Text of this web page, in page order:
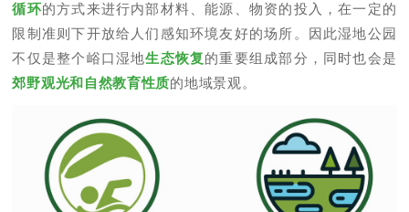
循环的方式来进行内部材料、能源、物资的投入，在一定的
限制准则下开放给人们感知环境友好的场所。因此湿地公园
不仅是整个峪口湿地生态恢复的重要组成部分，同时也会是
郊野观光和自然教育性质的地域景观。